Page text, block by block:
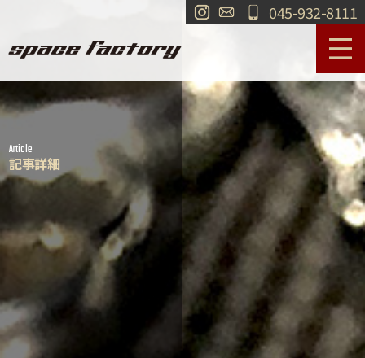
045-932-8111
サービス案内 作業事例
ショールーム
交通・アクセス
求人情報 お問い合わせ
Article
記事詳細